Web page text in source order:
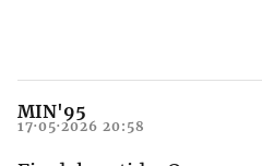
MIN'95
17·05·2026 20:58